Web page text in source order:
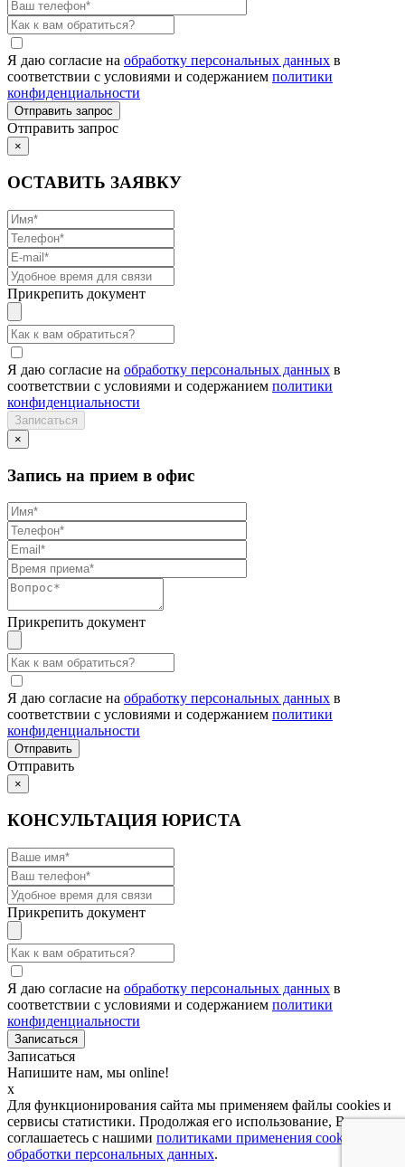
Я даю согласие на обработку персональных данных в
соответствии с условиями и содержанием политики
конфиденциальности
Отправить запрос
×
ОСТАВИТЬ ЗАЯВКУ
Прикрепить документ
Я даю согласие на обработку персональных данных в
соответствии с условиями и содержанием политики
конфиденциальности
×
Запись на прием в офис
Прикрепить документ
Я даю согласие на обработку персональных данных в
соответствии с условиями и содержанием политики
конфиденциальности
Отправить
×
КОНСУЛЬТАЦИЯ ЮРИСТА
Прикрепить документ
Я даю согласие на обработку персональных данных в
соответствии с условиями и содержанием политики
конфиденциальности
Записаться
Напишите нам, мы online!
x
Для функционирования сайта мы применяем файлы cookies и
сервисы статистики. Продолжая его использование, Вы
соглашаетесь с нашими политиками применения cookies и
обработки персональных данных.